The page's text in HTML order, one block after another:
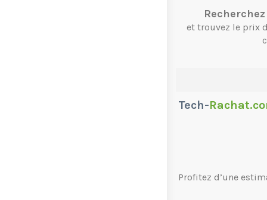
et trouvez le prix
Tech-
Profitez d’une